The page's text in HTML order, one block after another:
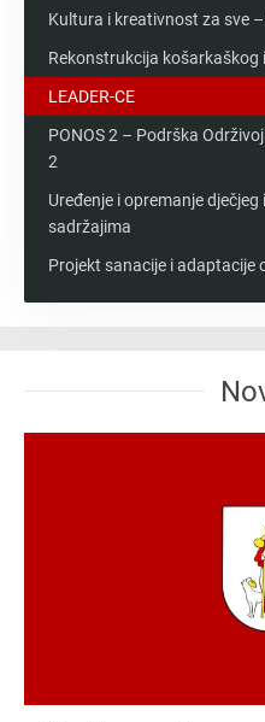
Kultura i kreativnost za sve –
Rekonstrukcija
LEADER-CE
PONOS 2 – Podrška
2
Uređenje i opremanje
sadržajima
Projekt sanacije i adaptacije